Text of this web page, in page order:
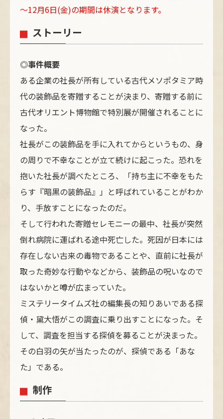
～12月6日(金)の期間は休演となります。
ストーリー
◎事件概要
ある企業の社長が所有している古代メソポタミア時
代の装飾品を寄贈することが決まり、寄贈する前に
古代オリエント博物館で特別展が開催されることに
なった。
社長がこの装飾品を手に入れてからというもの、身
の周りで不幸なことが立て続けに起こった。恐れを
抱いた社長が調べたところ、「持ち主に不幸をもた
らす『暗黒の装飾品』」と呼ばれていることがわか
り、手放すことになったのだ。
そして行われた寄贈セレモニーの最中、社長が突然
倒れ病院に運ばれる途中死亡した。死因が日本には
存在しない古来の毒物であることや、直前に社長が
取った奇妙な行動やなどから、装飾品の呪いなので
はないかと噂が広まっていた。
ミステリータイムズ社の編集長の知りあいである探
偵・黛大悟がこの調査に乗り出すことになった。そ
して、調査を担当する探偵を募ることが決まった。
その白羽の矢が当たったのが、探偵である「あな
た」である。
制作